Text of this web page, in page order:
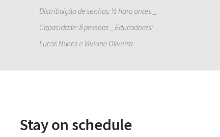
Distribuição de senhas: ½ hora antes _
Capacidade: 8 pessoas _ Educadores:
Lucas Nunes e Viviane Oliveira
Stay on schedule